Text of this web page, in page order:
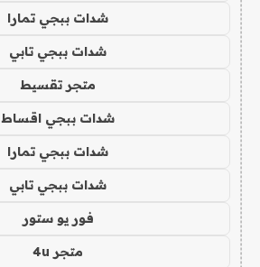
شدات ببجي تمارا
شدات ببجي تابي
متجر تقسيط
شدات ببجي اقساط
شدات ببجي تمارا
شدات ببجي تابي
فور يو ستور
متجر 4u